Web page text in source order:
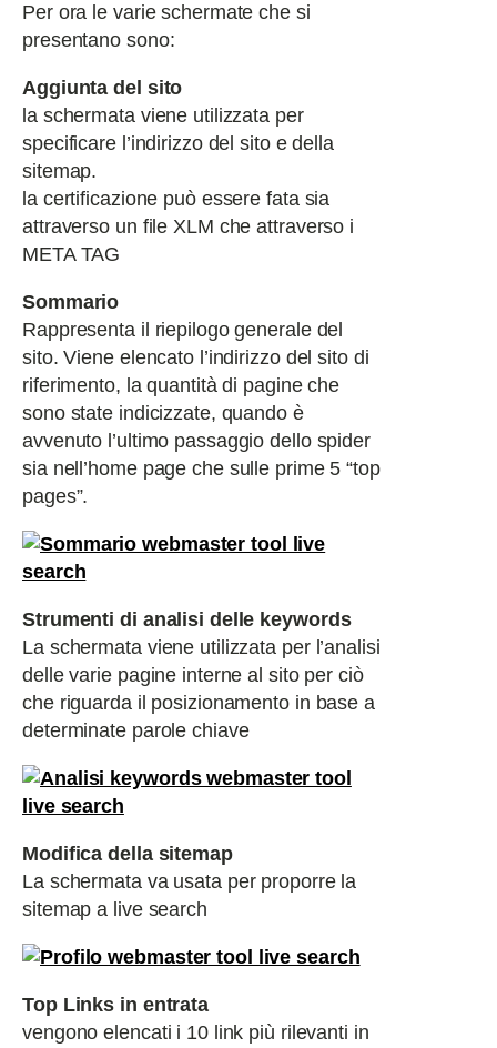
Per ora le varie schermate che si
presentano sono:
Aggiunta del sito
la schermata viene utilizzata per
specificare l’indirizzo del sito e della
sitemap.
la certificazione può essere fata sia
attraverso un file XLM che attraverso i
META TAG
Sommario
Rappresenta il riepilogo generale del
sito. Viene elencato l’indirizzo del sito di
riferimento, la quantità di pagine che
sono state indicizzate, quando è
avvenuto l’ultimo passaggio dello spider
sia nell’home page che sulle prime 5 “top
pages”.
Strumenti di analisi delle keywords
La schermata viene utilizzata per l’analisi
delle varie pagine interne al sito per ciò
che riguarda il posizionamento in base a
determinate parole chiave
Modifica della sitemap
La schermata va usata per proporre la
sitemap a live search
Top Links in entrata
vengono elencati i 10 link più rilevanti in